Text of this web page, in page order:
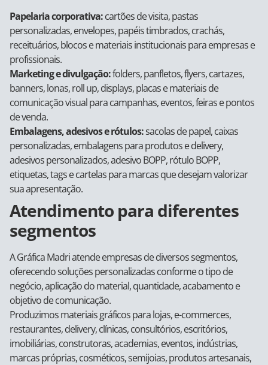
Papelaria corporativa:cartões de visita, pastas
personalizadas, envelopes, papéis timbrados, crachás,
receituários, blocos e materiais institucionais para empresas e
profissionais.
Marketing e divulgação:folders, panfletos, flyers, cartazes,
banners, lonas, roll up, displays, placas e materiais de
comunicação visual para campanhas, eventos, feiras e pontos
de venda.
Embalagens, adesivos e rótulos:sacolas de papel, caixas
personalizadas, embalagens para produtos e delivery,
adesivos personalizados, adesivo BOPP, rótulo BOPP,
etiquetas, tags e cartelas para marcas que desejam valorizar
sua apresentação.
Atendimento para diferentes
segmentos
A Gráfica Madri atende empresas de diversos segmentos,
oferecendo soluções personalizadas conforme o tipo de
negócio, aplicação do material, quantidade, acabamento e
objetivo de comunicação.
Produzimos materiais gráficos para lojas, e-commerces,
restaurantes, delivery, clínicas, consultórios, escritórios,
imobiliárias, construtoras, academias, eventos, indústrias,
marcas próprias, cosméticos, semijoias, produtos artesanais,